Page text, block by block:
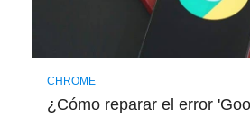
CHROME
¿Cómo reparar el error